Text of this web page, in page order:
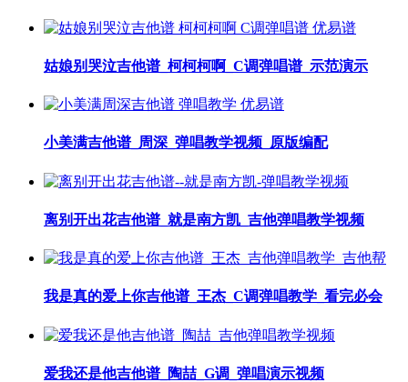
姑娘别哭泣吉他谱_柯柯柯啊_C调弹唱谱_示范演示
小美满吉他谱_周深_弹唱教学视频_原版编配
离别开出花吉他谱_就是南方凯_吉他弹唱教学视频
我是真的爱上你吉他谱_王杰_C调弹唱教学_看完必会
爱我还是他吉他谱_陶喆_G调_弹唱演示视频